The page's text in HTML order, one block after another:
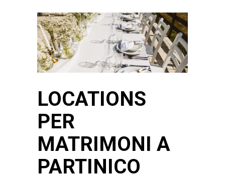
LOCATIONS
PER
MATRIMONI A
PARTINICO